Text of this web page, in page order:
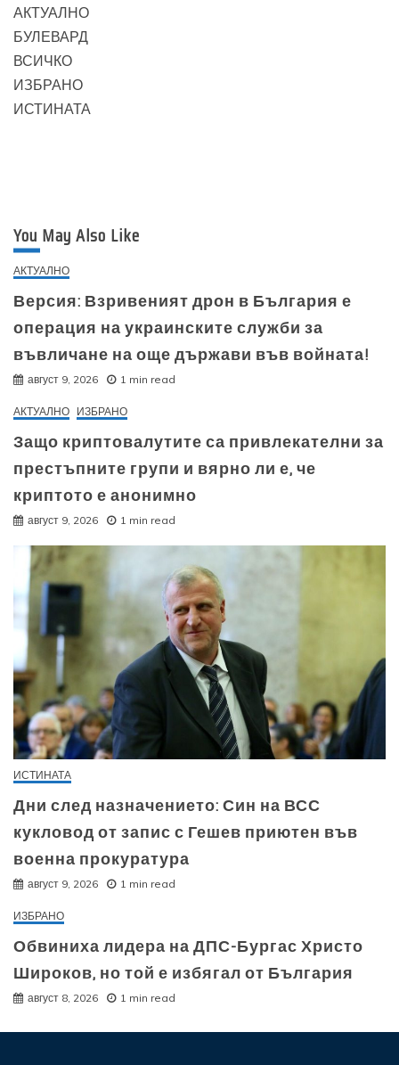
АКТУАЛНО
БУЛЕВАРД
ВСИЧКО
ИЗБРАНО
ИСТИНАТА
You May Also Like
АКТУАЛНО
Версия: Взривеният дрон в България е
операция на украинските служби за
въвличане на още държави във войната!
август 9, 2026 1 min read
АКТУАЛНО ИЗБРАНО
Защо криптовалутите са привлекателни за
престъпните групи и вярно ли е, че
криптото е анонимно
август 9, 2026 1 min read
ИСТИНАТА
Дни след назначението: Син на ВСС
кукловод от запис с Гешев приютен във
военна прокуратура
август 9, 2026 1 min read
ИЗБРАНО
Обвиниха лидера на ДПС-Бургас Христо
Широков, но той е избягал от България
август 8, 2026 1 min read